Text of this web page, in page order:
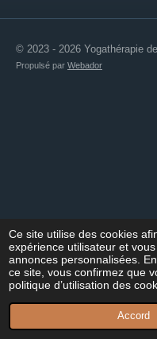
Ce site utilise des cookies
expérience utilisateur et
annonces personnalisées.
ce site, vous confirmez que
politique d’utilisation des
Accord
© 2023 - 2026 Yogathérapie
Propulsé par Webador
Téléphone